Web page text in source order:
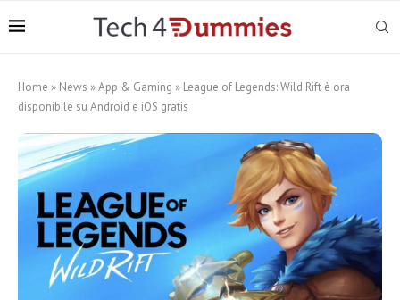
Home » News »App & Gaming » League of Legends: Wild Rift è ora
disponibile su Android e iOS gratis